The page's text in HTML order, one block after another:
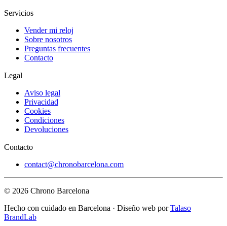
Servicios
Vender mi reloj
Sobre nosotros
Preguntas frecuentes
Contacto
Legal
Aviso legal
Privacidad
Cookies
Condiciones
Devoluciones
Contacto
contact@chronobarcelona.com
© 2026 Chrono Barcelona
Hecho con cuidado en Barcelona · Diseño web porTalaso
BrandLab